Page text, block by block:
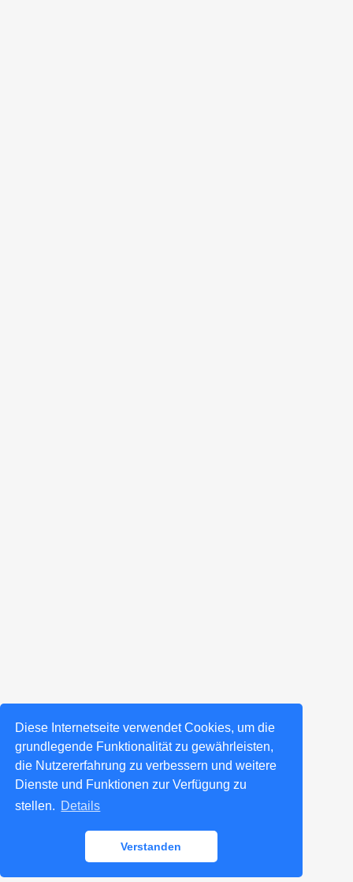
Diese Internetseite verwendet Cookies, um die
grundlegende Funktionalität zu gewährleisten,
die Nutzererfahrung zu verbessern und weitere
Dienste und Funktionen zur Verfügung zu
stellen. Details
Verstanden